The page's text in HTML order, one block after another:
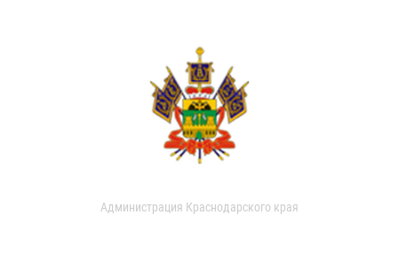
Администрация Краснодарского края